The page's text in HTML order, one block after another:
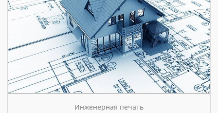
Инженерная печать